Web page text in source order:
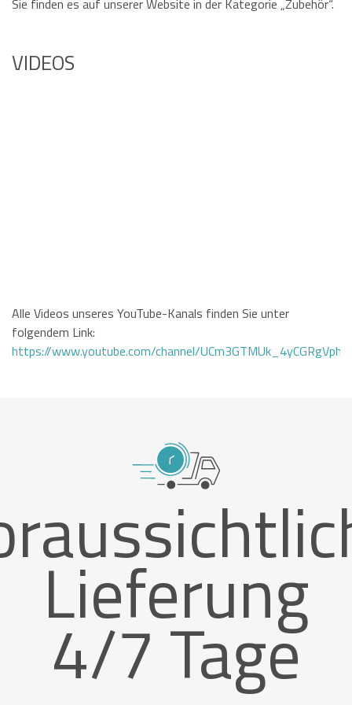
VIDEOS
Alle Videos unseres YouTube-Kanals finden Sie unter
folgendem Link:
https://www.youtube.com/channel/
Lieferung
4/7 Tage